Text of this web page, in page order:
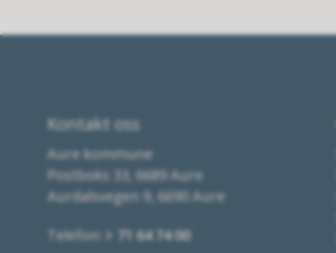
Kontakt oss
Aure kommune
Postboks 33, 6689 Aure
Aurdalsvegen 9, 6690 Aure
Telefon: 71 64 74 00